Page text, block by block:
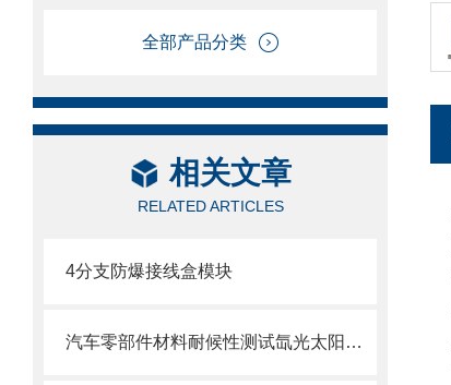
全部产品分类
相关文章
RELATED ARTICLES
4分支防爆接线盒模块
汽车零部件材料耐候性测试氙光太阳辐射系统试验箱